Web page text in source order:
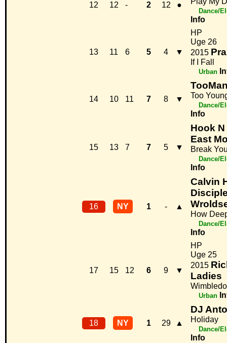
12 12 - 2 12 ●
Dance/
Info
13 11 6 5 4 ▼
HP
Uge 26
2015
If I Fall
Urban
14 10 11 7 8 ▼ Too
Dance/
Info
15 13 7 7 5 ▼
Hook
East
Break
Dance/
Info
16 NY 1 - ▲
Calvin
How
Dance/
Info
17 15 12 6 9 ▼
HP
Uge 25
2015
Ladies
Urban
18 NY 1 29 ▲
DJ
Holiday
Dance/
Info